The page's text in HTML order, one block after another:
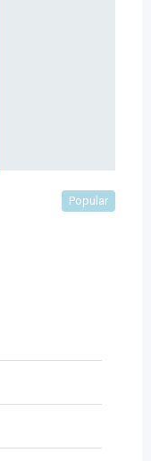
Popular